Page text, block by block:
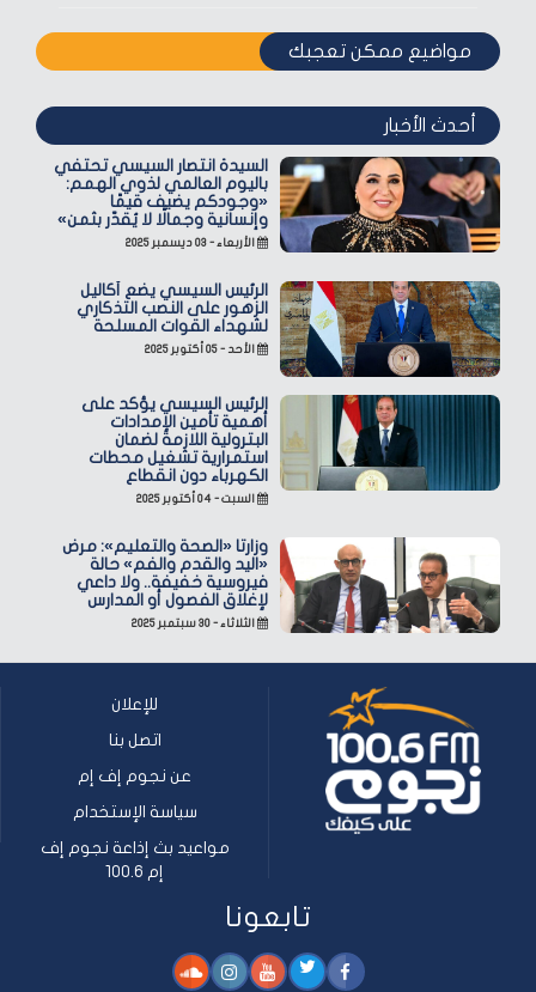
مواضيع ممكن تعجبك
أحدث الأخبار
السيدة انتصار السيسي تحتفي
باليوم العالمي لذوي الهمم:
«وجودكم يضيف قيمًا
وإنسانية وجمالًا لا يُقدّر بثمن»
الأربعاء - ٠٣ ديسمبر ٢٠٢٥
الرئيس السيسي يضع أكاليل
الزهور على النصب التذكاري
لشهداء القوات المسلحة
الأحد - ٠٥ أكتوبر ٢٠٢٥
الرئيس السيسي يؤكد على
أهمية تأمين الإمدادات
البترولية اللازمة لضمان
استمرارية تشغيل محطات
الكهرباء دون انقطاع
السبت - ٠٤ أكتوبر ٢٠٢٥
وزارتا «الصحة والتعليم»: مرض
«اليد والقدم والفم» حالة
فيروسية خفيفة.. ولا داعي
لإغلاق الفصول أو المدارس
الثلاثاء - ٣٠ سبتمبر ٢٠٢٥
للإعلان
اتصل بنا
عن نجوم إف إم
سياسة الإستخدام
مواعيد بث إذاعة نجوم إف
إم 100.6
تابعونا